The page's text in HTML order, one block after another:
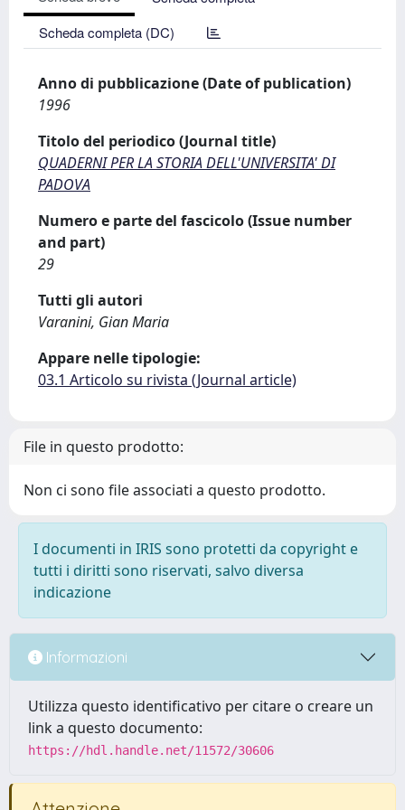
Scheda completa (DC)
Anno di pubblicazione (Date of publication)
1996
Titolo del periodico (Journal title)
QUADERNI PER LA STORIA DELL'UNIVERSITA' DI
PADOVA
Numero e parte del fascicolo (Issue number
and part)
29
Tutti gli autori
Varanini, Gian Maria
Appare nelle tipologie:
03.1 Articolo su rivista (Journal article)
File in questo prodotto:
Non ci sono file associati a questo prodotto.
I documenti in IRIS sono protetti da copyright e
tutti i diritti sono riservati, salvo diversa
indicazione
Informazioni
Utilizza questo identificativo per citare o creare un
link a questo documento:
https://hdl.handle.net/11572/30606